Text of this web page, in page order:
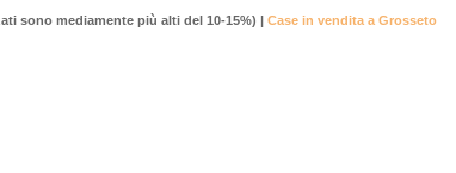
sono mediamente più alti del 10-15%) |Case in vendita a Grosseto